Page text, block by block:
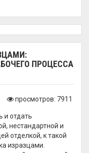
ПРОЦЕССА
просмотров: 7911
и отдать
нестандартной и
отделкой, к такой
изразцами.